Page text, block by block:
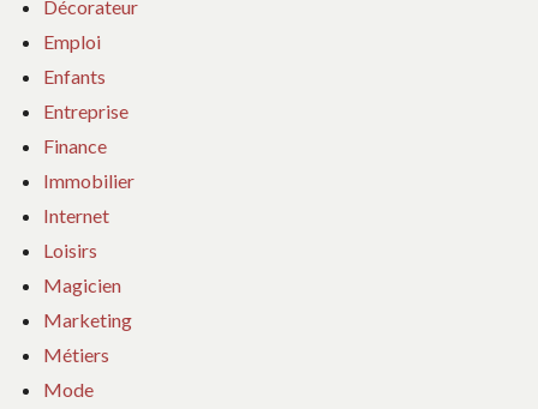
Décorateur
Emploi
Enfants
Entreprise
Finance
Immobilier
Internet
Loisirs
Magicien
Marketing
Métiers
Mode